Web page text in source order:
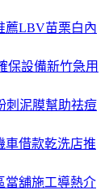
薦LBV苗栗白內
保設備新竹急用
刺泥膜幫助祛痘
車借款乾洗店推
當舖施工導熱介